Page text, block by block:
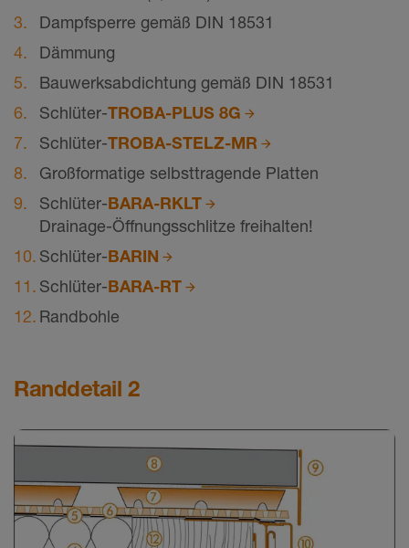
Dampfsperre gemäß DIN 18531
Dämmung
Bauwerksabdichtung gemäß DIN 18531
Schlüter-TROBA-PLUS 8G
Schlüter-TROBA-STELZ-MR
Großformatige selbsttragende Platten
Schlüter-BARA-RKLT
Drainage-Öffnungsschlitze freihalten!
Schlüter-BARIN
Schlüter-BARA-RT
Randbohle
Randdetail 2